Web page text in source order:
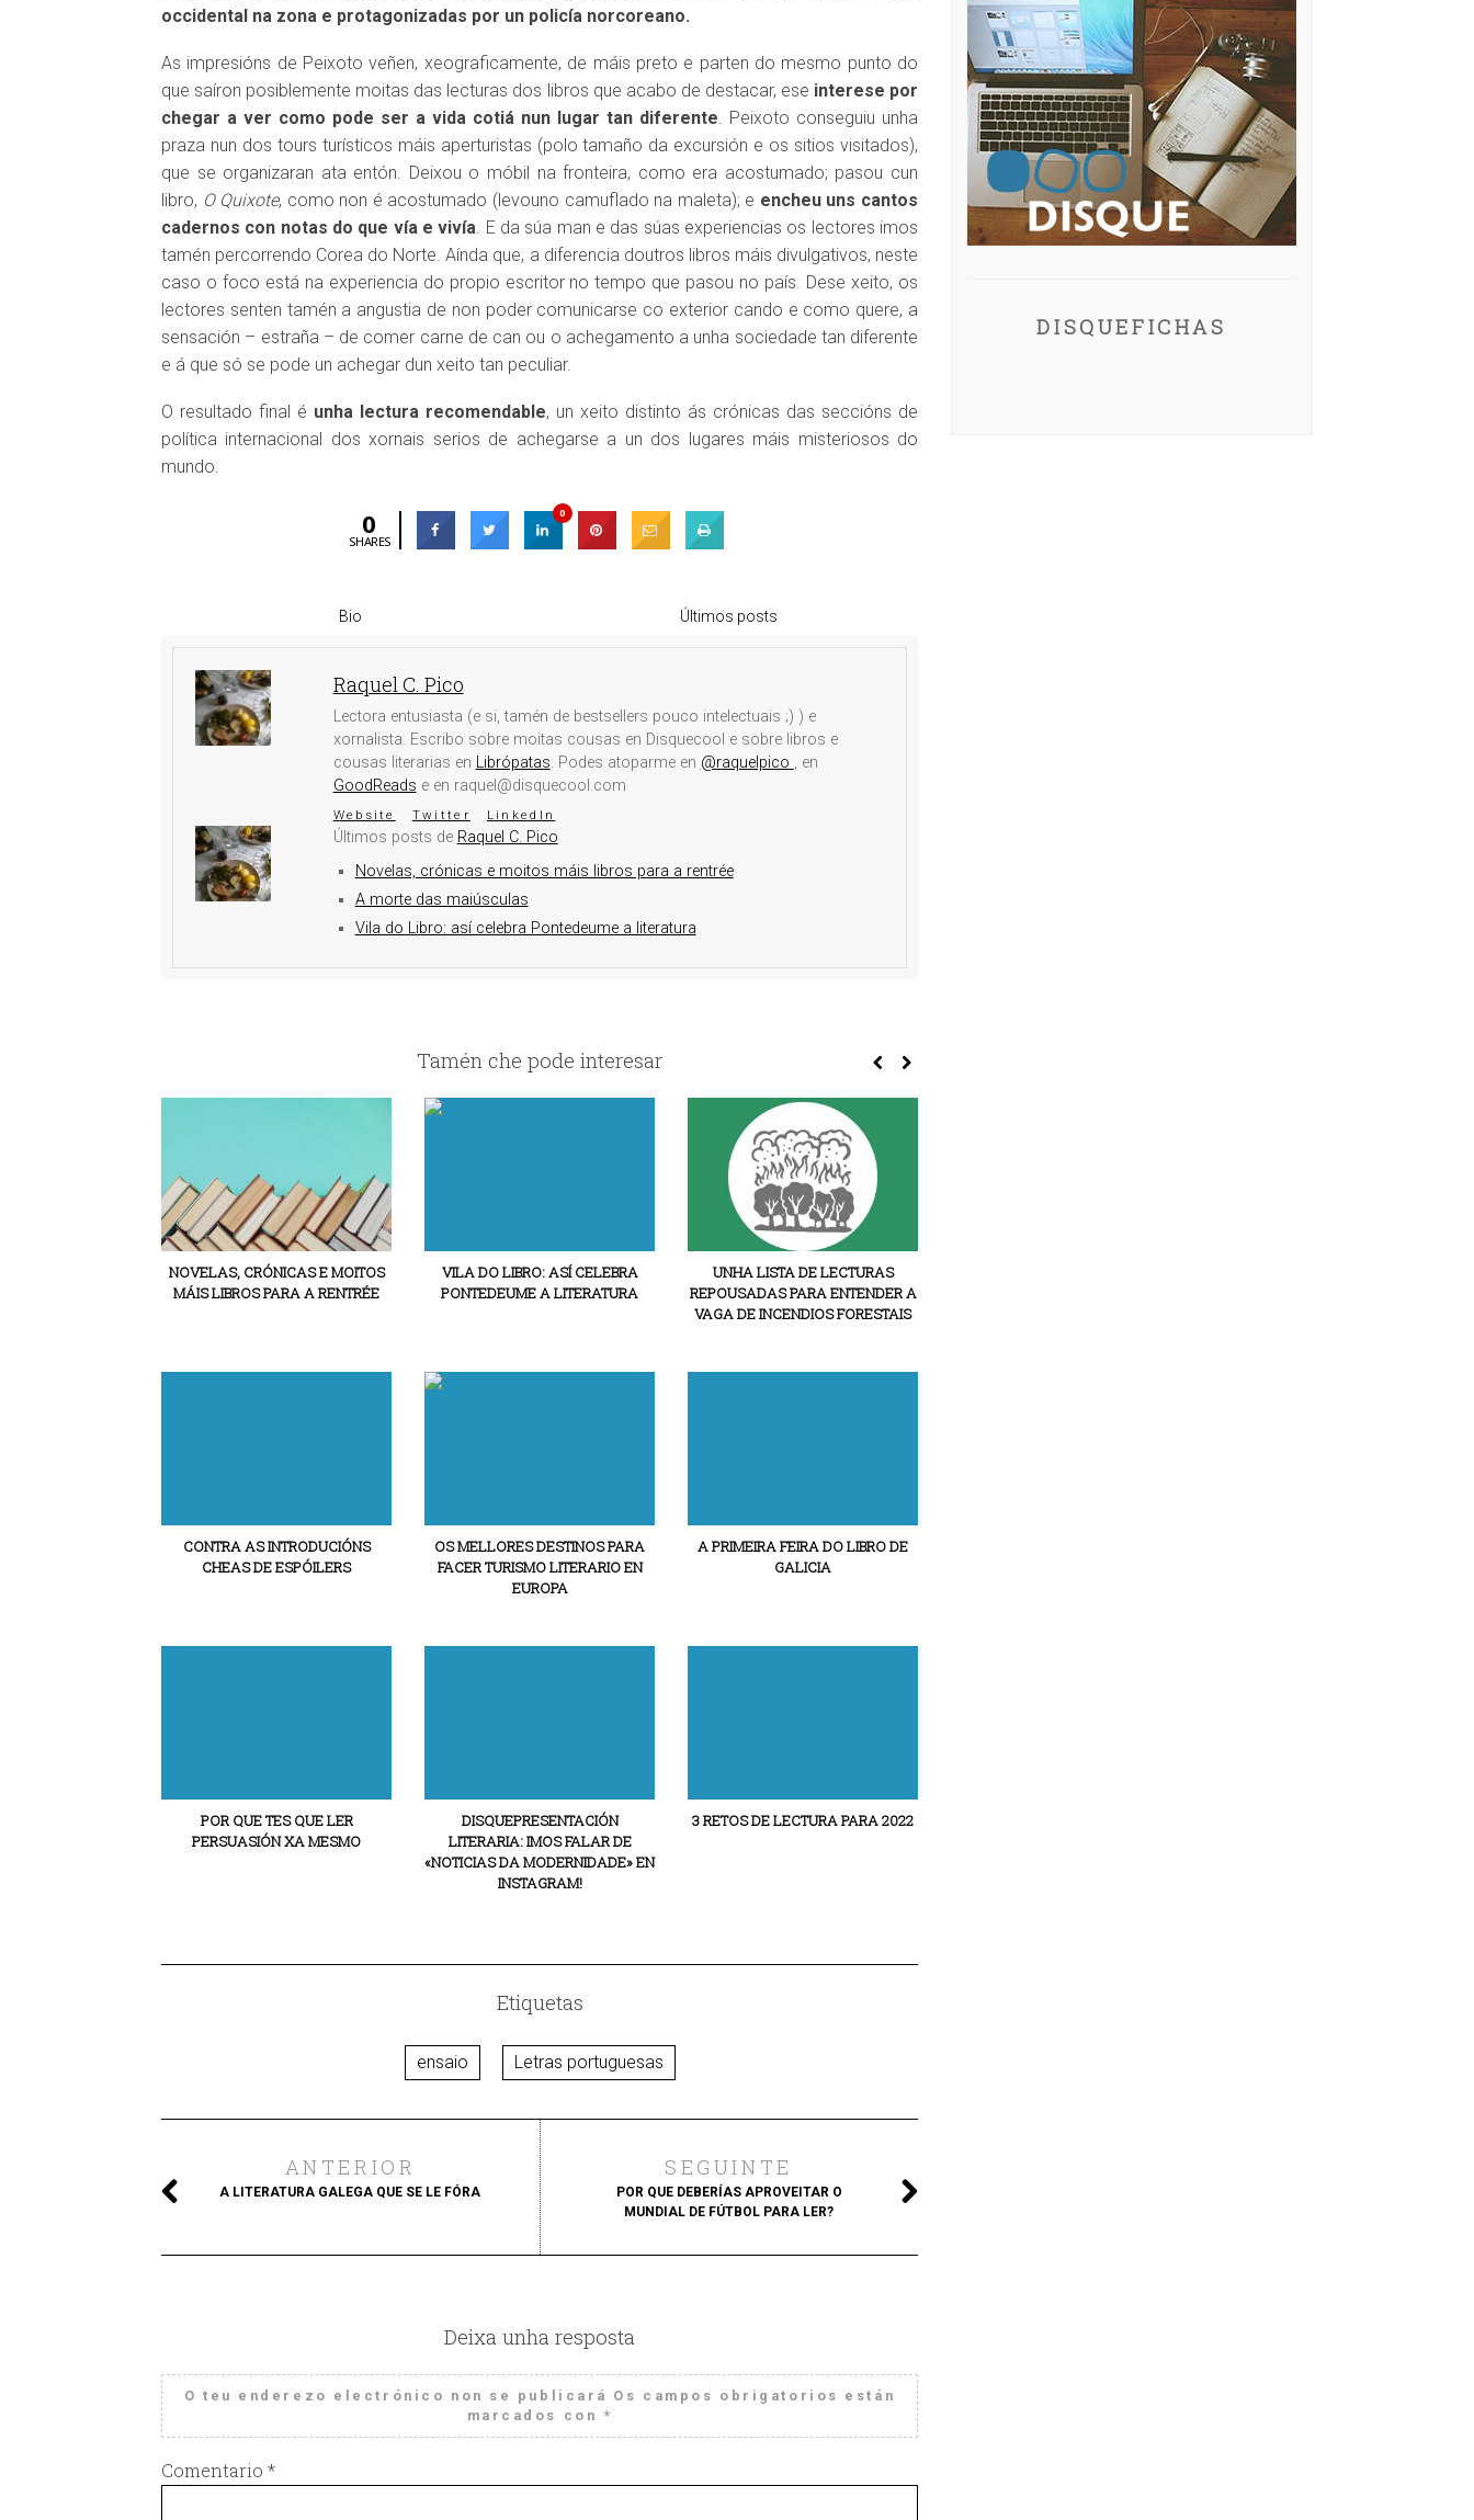
occidental na zona e protagonizadas por un policía norcoreano.
As impresións de Peixoto veñen, xeograficamente, de máis preto e parten do mesmo punto do
que saíron posiblemente moitas das lecturas dos libros que acabo de destacar, ese interese por
chegar a ver como pode ser a vida cotiá nun lugar tan diferente. Peixoto conseguiu unha
praza nun dos tours turísticos máis aperturistas (polo tamaño da excursión e os sitios visitados),
que se organizaran ata entón. Deixou o móbil na fronteira, como era acostumado; pasou cun
libro, O Quixote, como non é acostumado (levouno camuflado na maleta); e encheu uns cantos
cadernos con notas do que vía e vivía. E da súa man e das súas experiencias os lectores imos
tamén percorrendo Corea do Norte. Aínda que, a diferencia doutros libros máis divulgativos, neste
caso o foco está na experiencia do propio escritor no tempo que pasou no país. Dese xeito, os
lectores senten tamén a angustia de non poder comunicarse co exterior cando e como quere, a
sensación – estraña – de comer carne de can ou o achegamento a unha sociedade tan diferente
e á que só se pode un achegar dun xeito tan peculiar.
O resultado final é unha lectura recomendable, un xeito distinto ás crónicas das seccións de
política internacional dos xornais serios de achegarse a un dos lugares máis misteriosos do
mundo.
0
SHARES
0
Bio Últimos posts
Raquel C. Pico
Lectora entusiasta (e si, tamén de bestsellers pouco intelectuais ;) ) e
xornalista. Escribo sobre moitas cousas en Disquecool e sobre libros e
cousas literarias en Librópatas. Podes atoparme en @raquelpico , en
GoodReads e en raquel@disquecool.com
Website Twitter LinkedIn
Últimos posts de Raquel C. Pico
Novelas, crónicas e moitos máis libros para a rentrée
A morte das maiúsculas
Vila do Libro: así celebra Pontedeume a literatura
Tamén che pode interesar
NOVELAS, CRÓNICAS E MOITOS
MÁIS LIBROS PARA A RENTRÉE
VILA DO LIBRO: ASÍ CELEBRA
PONTEDEUME A LITERATURA
UNHA LISTA DE LECTURAS
REPOUSADAS PARA ENTENDER A
VAGA DE INCENDIOS FORESTAIS
CONTRA AS INTRODUCIÓNS
CHEAS DE ESPÓILERS
OS MELLORES DESTINOS PARA
FACER TURISMO LITERARIO EN
EUROPA
A PRIMEIRA FEIRA DO LIBRO DE
GALICIA
POR QUE TES QUE LER
PERSUASIÓN XA MESMO
DISQUEPRESENTACIÓN
LITERARIA: IMOS FALAR DE
«NOTICIAS DA MODERNIDADE» EN
INSTAGRAM!
3 RETOS DE LECTURA PARA 2022
Etiquetas
ensaio Letras portuguesas
ANTERIOR
A LITERATURA GALEGA QUE SE LE FÓRA
SEGUINTE
POR QUE DEBERÍAS APROVEITAR O
MUNDIAL DE FÚTBOL PARA LER?
Deixa unha resposta
O teu enderezo electrónico non se publicará Os campos obrigatorios están
marcados con *
Comentario *
DISQUEFICHAS